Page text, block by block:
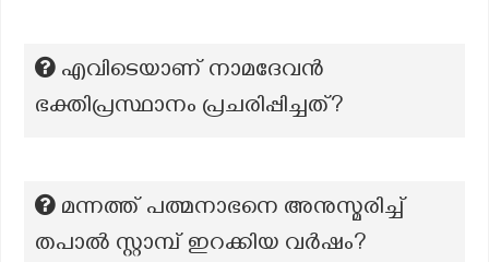
എവിടെയാണ് നാമദേവൻ
ഭക്തിപ്രസ്ഥാനം പ്രചരിപ്പിച്ചത്?
മന്നത്ത് പത്മനാഭനെ അനുസ്മരിച്ച്
തപാൽ സ്റ്റാമ്പ് ഇറക്കിയ വർഷം?